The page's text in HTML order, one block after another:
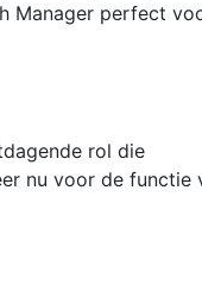
Manager perfect
rol die
nu voor de functie